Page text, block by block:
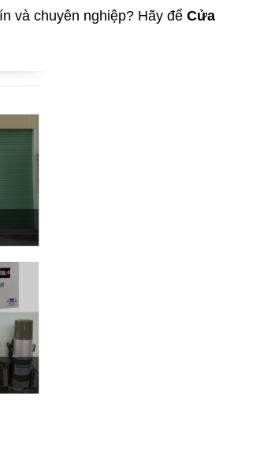
và chuyên nghiệp? Hãy để Cửa